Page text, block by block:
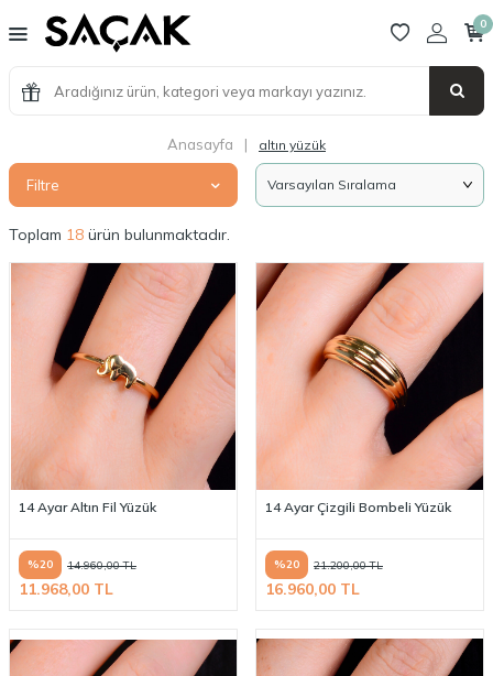
0
Anasayfa | altın yüzük
Filtre
Toplam 18 ürün bulunmaktadır.
14 Ayar Altın Fil Yüzük
%20 14.960,00TL
11.968,00 TL
14 Ayar Çizgili Bombeli Yüzük
%20 21.200,00TL
16.960,00 TL